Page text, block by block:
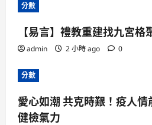
分數
【易言】禮教重建找九宮
admin 2 小時 ago 0
分數
愛心如潮 共克時艱！疫人
健檢氣力